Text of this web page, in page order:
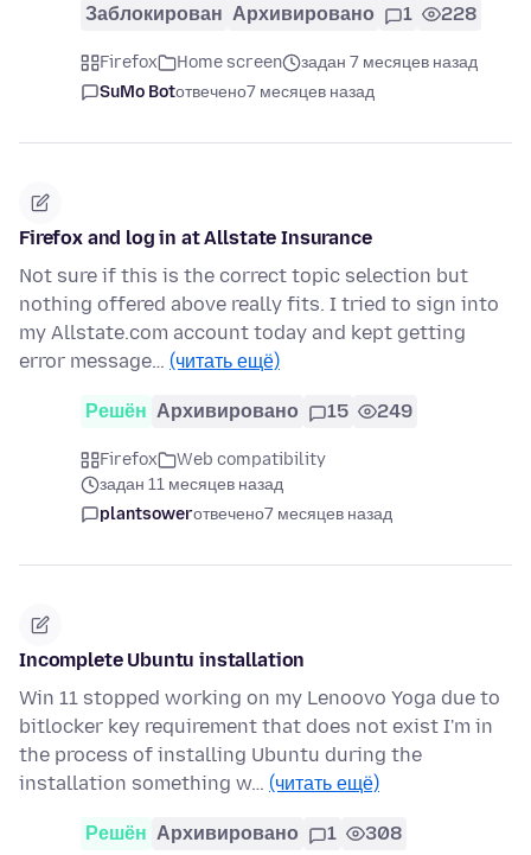
Заблокирован Архивировано 1 228
Firefox Home screen
задан 7 месяцев назад
SuMo Botотвечено7 месяцев назад
Firefox and log in at Allstate Insurance
Not sure if this is the correct topic selection but
nothing offered above really fits. I tried to sign into
my Allstate.com account today and kept getting
error message… (читать ещё)
Решён Архивировано 15 249
Firefox
Web compatibility
задан 11 месяцев назад
plantsowerотвечено7 месяцев назад
Incomplete Ubuntu installation
Win 11 stopped working on my Lenoovo Yoga due to
bitlocker key requirement that does not exist I'm in
the process of installing Ubuntu during the
installation something w… (читать ещё)
Решён Архивировано 1 308